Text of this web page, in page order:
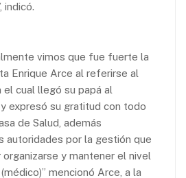
indicó.
vimos que fue fuerte la
Enrique Arce al referirse al
cual llegó su papá al
expresó su gratitud con todo
de Salud, además
autoridades por la gestión que
y mantener el nivel
mencionó Arce, a la